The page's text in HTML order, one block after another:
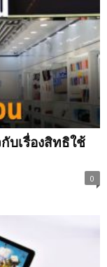
บเรื่องสิทธิใช้
0